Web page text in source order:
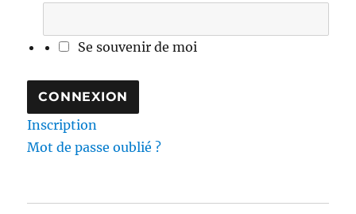
Se souvenir de moi
Inscription
Mot de passe oublié ?